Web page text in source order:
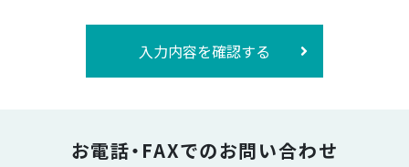
入力内容を確認する
お電話・FAXでのお問い合わせ